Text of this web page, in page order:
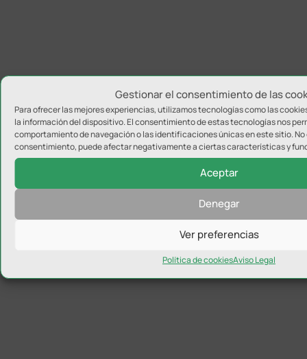
Gestionar el consentimiento de las
Para ofrecer las mejores experiencias, utilizamos tecnologías como las
la información del dispositivo. El consentimiento de estas tecnologías nos
comportamiento de navegación o las identificaciones únicas en este sitio.
consentimiento, puede afectar negativamente a ciertas características y
Aceptar
Denegar
Ver preferencias
Política de cookiesAviso Legal